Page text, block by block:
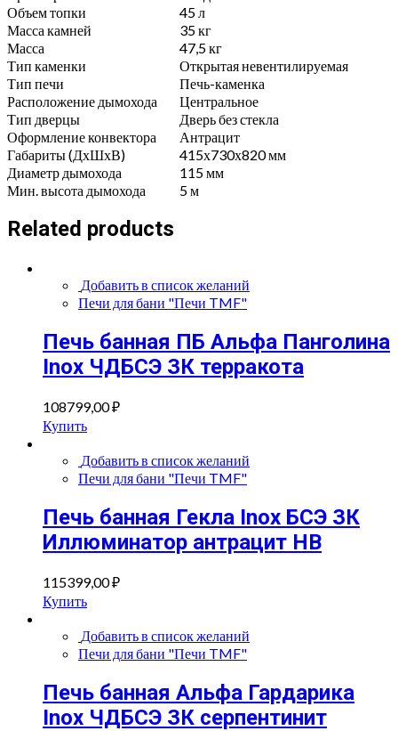
Объем топки
45 л
Масса камней
35 кг
Масса
47,5 кг
Тип каменки
Открытая невентилируемая
Тип печи
Печь-каменка
Расположение дымохода
Центральное
Тип дверцы
Дверь без стекла
Оформление конвектора
Антрацит
Габариты (ДхШхВ)
415х730х820 мм
Диаметр дымохода
115 мм
Мин. высота дымохода
5 м
Related products
Добавить в список желаний
Печи для бани "Печи TMF"
Печь банная ПБ Альфа Панголина
Inox ЧДБСЭ ЗК терракота
108799,00₽
Купить
Добавить в список желаний
Печи для бани "Печи TMF"
Печь банная Гекла Inox БСЭ ЗК
Иллюминатор антрацит НВ
115399,00₽
Купить
Добавить в список желаний
Печи для бани "Печи TMF"
Печь банная Альфа Гардарика
Inox ЧДБСЭ ЗК серпентинит